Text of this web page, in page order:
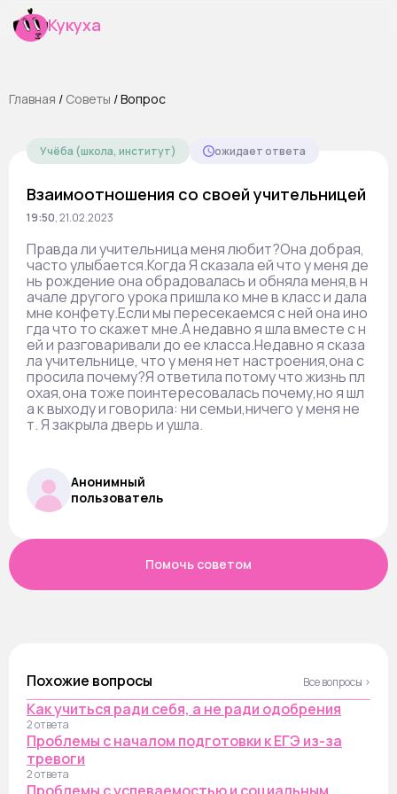
Кукуха
Главная / Cоветы /Вопрос
Учёба (школа, институт) ожидает ответа
Взаимоотношения со своей учительницей
19:50,21.02.2023
Правда ли учительница меня любит?Она добрая,
часто улыбается.Когда Я сказала ей что у меня де
нь рождение она обрадовалась и обняла меня,в н
ачале другого урока пришла ко мне в класс и дала
мне конфету.Если мы пересекаемся с ней она ино
гда что то скажет мне.А недавно я шла вместе с н
ей и разговаривали до ее класса.Недавно я сказа
ла учительнице, что у меня нет настроения,она с
просила почему?Я ответила потому что жизнь пл
охая,она тоже поинтересовалась почему,но я шл
а к выходу и говорила: ни семьи,ничего у меня не
т. Я закрыла дверь и ушла.
Анонимный
пользователь
Помочь советом
Похожие вопросы Все вопросы ›
Как учиться ради себя, а не ради одобрения
2 ответа
Проблемы с началом подготовки к ЕГЭ из-за
тревоги
2 ответа